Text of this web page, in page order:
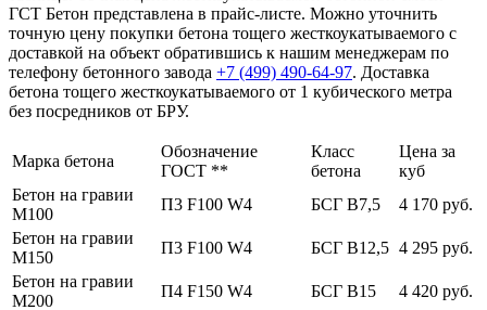
ГСТ Бетон представлена в прайс-листе. Можно уточнить
точную цену покупки бетона тощего жесткоукатываемого с
доставкой на объект обратившись к нашим менеджерам по
телефону бетонного завода +7 (499) 490-64-97. Доставка
бетона тощего жесткоукатываемого от 1 кубического метра
без посредников от БРУ.
Марка бетона
Обозначение
ГОСТ **
Класс
бетона
Цена за
куб
Бетон на гравии
М100
П3 F100 W4 БСГ В7,5
4 170 руб.
Бетон на гравии
М150
П3 F100 W4 БСГ В12,5 4 295 руб.
Бетон на гравии
М200
П4 F150 W4 БСГ В15
4 420 руб.